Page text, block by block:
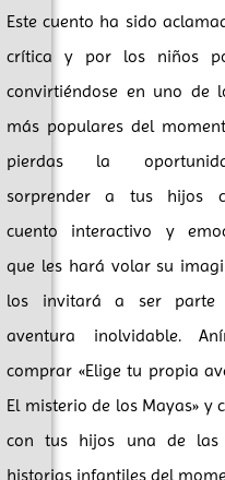
Este cuento ha sido
crítica y por los niños
convirtiéndose en uno de
más populares del
pierdas la
sorprender a tus hijos
cuento interactivo y
que les hará volar su
los invitará a ser parte
aventura inolvidable.
comprar «Elige tu propia
El misterio de los Mayas» y
con tus hijos una de las
historias infantiles del